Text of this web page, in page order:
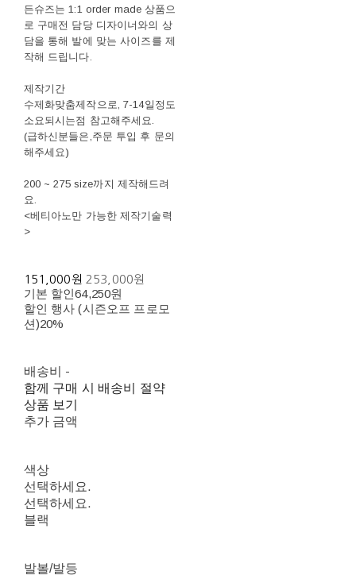
든슈즈는 1:1 order made 상품으
로 구매전 담당 디자이너와의 상
담을 통해 발에 맞는 사이즈를 제
작해 드립니다.
제작기간
수제화맞춤제작으로, 7-14일정도
소요되시는점 참고해주세요.
(급하신분들은,주문 투입 후 문의
해주세요)
200 ~ 275 size까지 제작해드려
요.
<베티아노만 가능한 제작기술력
>
151,000원 253,000원
기본 할인64,250원
할인 행사 (시즌오프 프로모
션)20%
배송비 -
함께 구매 시 배송비 절약
상품 보기
추가 금액
색상
선택하세요.
선택하세요.
블랙
발볼/발등